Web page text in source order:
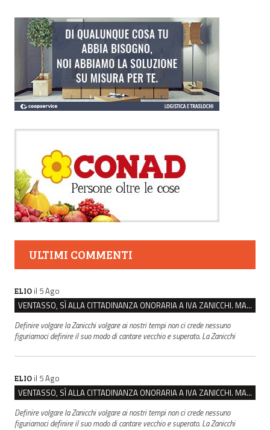
ULTIMI COMMENTI
ELIO il 5 Ago
VENTASSO, SÌ ALLA CITTADINANZA ONORARIA A IVA ZANICCHI. MA BARGIACCHI: “È DI PESSIMO GUSTO”
Definire volgare la Zanicchi volgare ai nostri tempi non ci crede nessuno
figuriamoci definire il suo modo di cantare vecchio e superato. La Zanicchi
ELIO il 5 Ago
VENTASSO, SÌ ALLA CITTADINANZA ONORARIA A IVA ZANICCHI. MA BARGIACCHI: “È DI PESSIMO GUSTO”
Definire volgare la Zanicchi volgare ai nostri tempi non ci crede nessuno
figuriamoci definire il suo modo di cantare vecchio e superato. La Zanicchi